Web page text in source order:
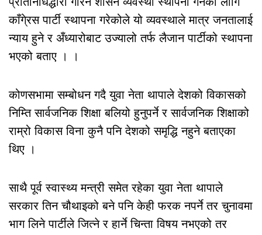
काँगे्रस पार्टी स्थापना गरेकोले यो व्यवस्थाले मात्र जनतालाई
न्याय हुने र अँध्यारोबाट उज्यालो तर्फ लैजान पार्टीको स्थापना
भएको बताए । ।
कोणसभामा सम्बोधन गदै युवा नेता थापाले देशको विकासको
निम्ति सार्वजनिक शिक्षा बलियो हुनुपर्ने र सार्वजनिक शिक्षाको
राम्रो विकास विना कुनै पनि देशको समृद्धि नहुने बताएका
थिए ।
साथै पूर्व स्वास्थ्य मन्त्री समेत रहेका युवा नेता थापाले
सरकार तिन चौथाइको बने पनि केही फरक नपर्ने तर चुनावमा
भाग लिने पार्टीले जित्ने र हार्ने चिन्ता विषय नभएको तर